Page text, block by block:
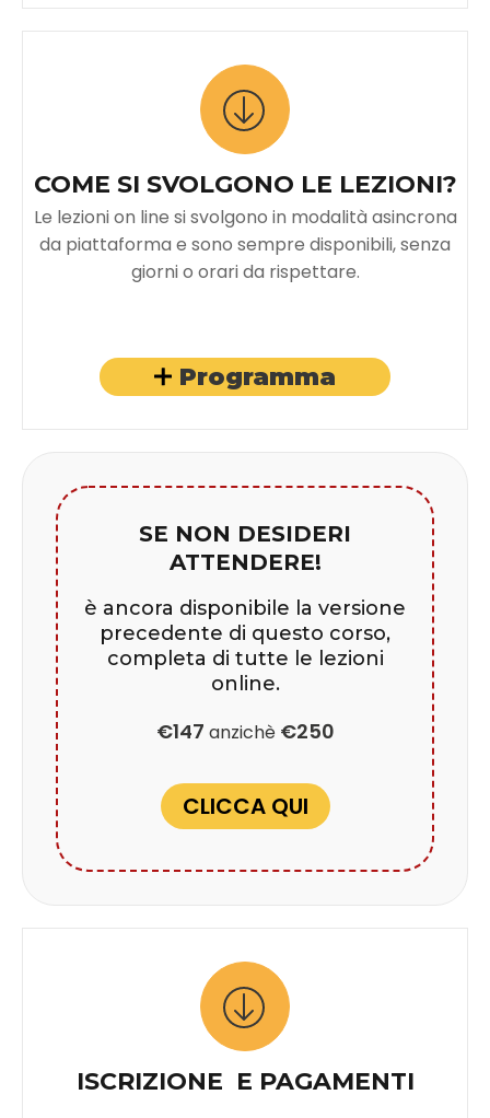
COME SI SVOLGONO LE LEZIONI?
Le lezioni on line si svolgono in modalità asincrona
da piattaforma e sono sempre disponibili, senza
giorni o orari da rispettare.
Programma
SE NON DESIDERI
ATTENDERE!
è ancora disponibile la versione
precedente di questo corso,
completa di tutte le lezioni
online.
€147 anzichè €250
CLICCA QUI
ISCRIZIONE E PAGAMENTI